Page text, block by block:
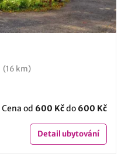
(16 km)
Cena od 600 Kčdo 600 Kč
Detailubytování